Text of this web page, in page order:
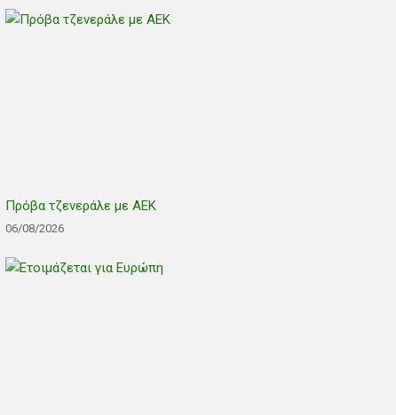
Πρόβα τζενεράλε με ΑΕΚ
06/08/2026